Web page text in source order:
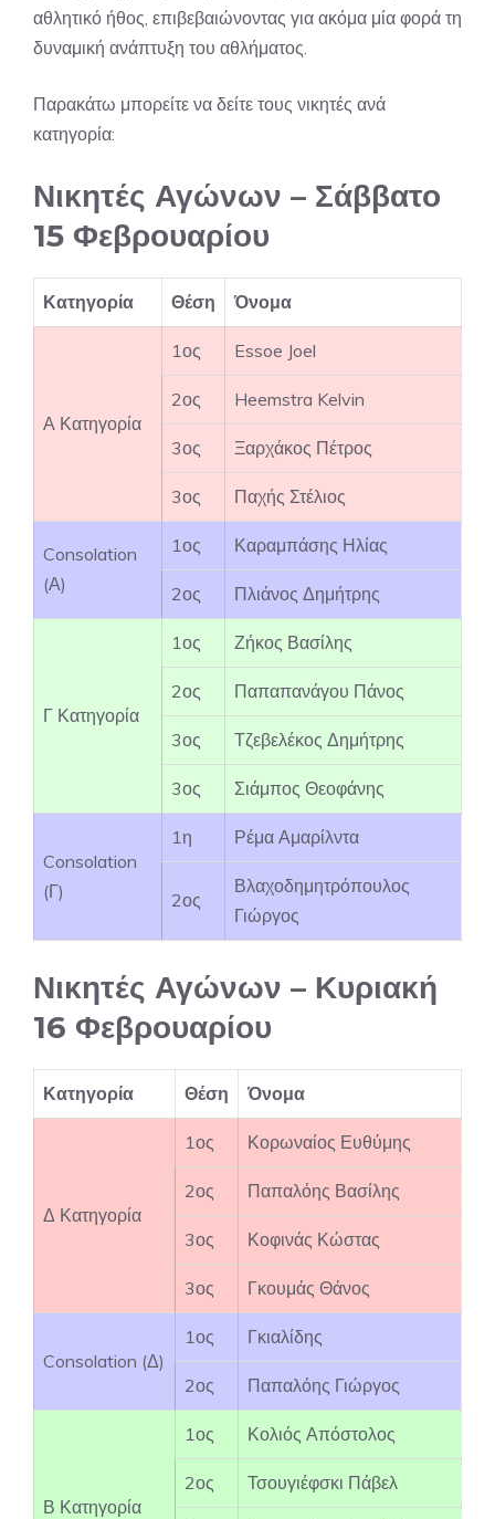
αθλητικό ήθος, επιβεβαιώνοντας για ακόμα μία φορά τη
δυναμική ανάπτυξη του αθλήματος.
Παρακάτω μπορείτε να δείτε τους νικητές ανά
κατηγορία:
Νικητές Αγώνων – Σάββατο
15 Φεβρουαρίου
Κατηγορία Θέση Όνομα
Α Κατηγορία
1ος Essoe Joel
2ος Heemstra Kelvin
3ος Ξαρχάκος Πέτρος
3ος Παχής Στέλιος
Consolation
(Α)
1ος Καραμπάσης Ηλίας
2ος Πλιάνος Δημήτρης
Γ Κατηγορία
1ος Ζήκος Βασίλης
2ος Παπαπανάγου Πάνος
3ος Τζεβελέκος Δημήτρης
3ος Σιάμπος Θεοφάνης
Consolation
(Γ)
1η Ρέμα Αμαρίλντα
2ος
Βλαχοδημητρόπουλος
Γιώργος
Νικητές Αγώνων – Κυριακή
16 Φεβρουαρίου
Κατηγορία Θέση Όνομα
Δ Κατηγορία
1ος Κορωναίος Ευθύμης
2ος Παπαλόης Βασίλης
3ος Κοφινάς Κώστας
3ος Γκουμάς Θάνος
Consolation (Δ)
1ος Γκιαλίδης
2ος Παπαλόης Γιώργος
Β Κατηγορία
1ος Κολιός Απόστολος
2ος Τσουγιέφσκι Πάβελ